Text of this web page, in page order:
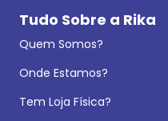
Tudo Sobre a Rika
Quem Somos?
Onde Estamos?
Tem Loja Física?